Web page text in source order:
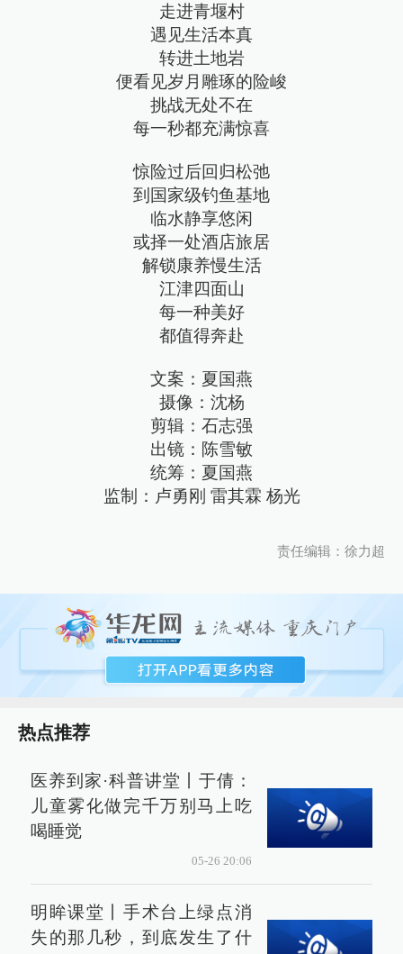
走进青堰村
遇见生活本真
转进土地岩
便看见岁月雕琢的险峻
挑战无处不在
每一秒都充满惊喜
惊险过后回归松弛
到国家级钓鱼基地
临水静享悠闲
或择一处酒店旅居
解锁康养慢生活
江津四面山
每一种美好
都值得奔赴
文案：夏国燕
摄像：沈杨
剪辑：石志强
出镜：陈雪敏
统筹：夏国燕
监制：卢勇刚 雷其霖 杨光
责任编辑：徐力超
热点推荐
医养到家·科普讲堂丨于倩：
儿童雾化做完千万别马上吃
喝睡觉
05-26 20:06
明眸课堂丨手术台上绿点消
失的那几秒，到底发生了什